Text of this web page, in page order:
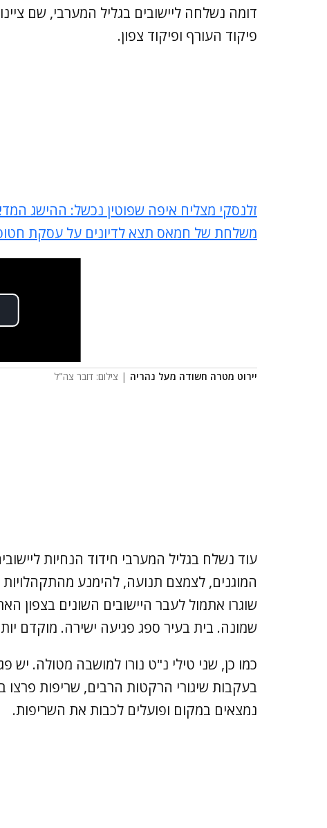
דומה נשלחה ליישובים בגליל המערבי, שם
פיקוד העורף ופיקוד צפון.
זלנסקי מצליח איפה שפוטין נכשל: ההישג
משלחת של חמאס תצא לדיונים על עסקת
יירוט מטרה חשודה מעל נהריה | צילום: דובר צה"ל
עוד נשלח בגליל המערבי חידוד הנחיות
שוגרו אתמול לעבר היישובים השונים בצפון
שמונה. בית בעיר ספג פגיעה ישירה. מוקדם יותר, שוגרו כ-20
כמו כן, שני טילי נ"ט נורו למושבה מטולה.
בעקבות שיגורי הרקטות הרבים, שריפות פרצו
נמצאים במקום ופועלים לכבות את השריפות.